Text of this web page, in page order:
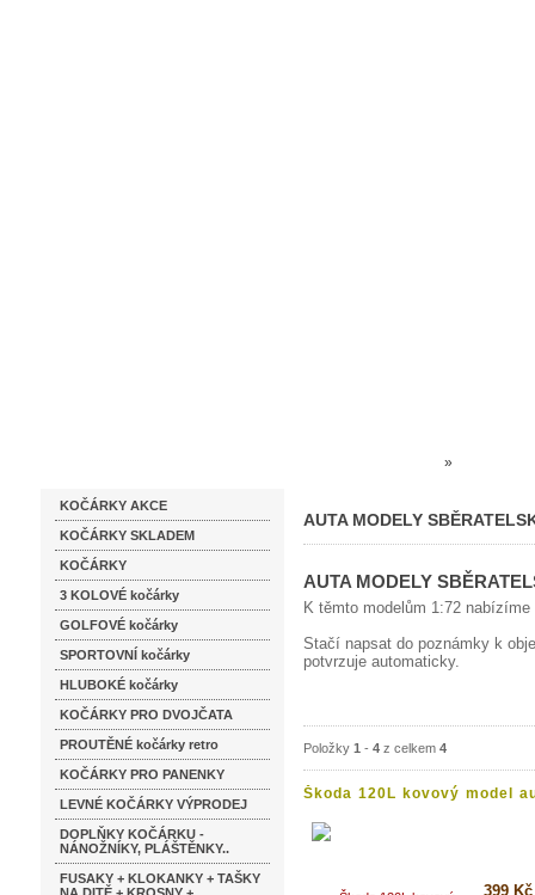
KOČÁRKY AKCE
KOČÁRKY SKLADEM
KOČÁRKY
3 KOLOVÉ kočárky
GOLFOVÉ kočárky
SPORTOVNÍ kočárky
HLUBOKÉ kočárky
KOČÁRKY PRO DVOJČATA
PROUTĚNÉ kočárky retro
KOČÁRKY PRO PANENKY
LEVNÉ KOČÁRKY VÝPRODEJ
DOPLŇKY KOČÁRKU -
NÁNOŽNÍKY, PLÁŠTĚNKY..
FUSAKY + KLOKANKY + TAŠKY
»
AUTA MODELY
AUTA MODELY
AUTA MODELY
K těmto modelům 1:72
Stačí napsat do poznámky k
potvrzuje automaticky.
Položky 1 - 4 z celkem 4
Škoda 120L kovový model
399 Kč